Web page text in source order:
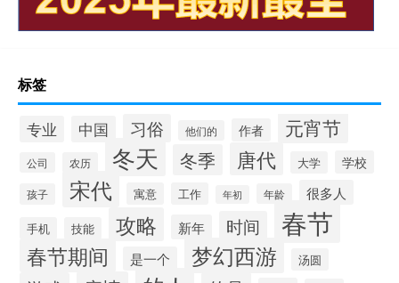
标签
专业 中国 习俗 他们的 作者 元宵节
公司 农历 冬天 冬季 唐代 大学 学校
孩子 宋代 寓意 工作 年初 年龄 很多人
手机 技能 攻略 新年 时间 春节
春节期间 是一个 梦幻西游 汤圆